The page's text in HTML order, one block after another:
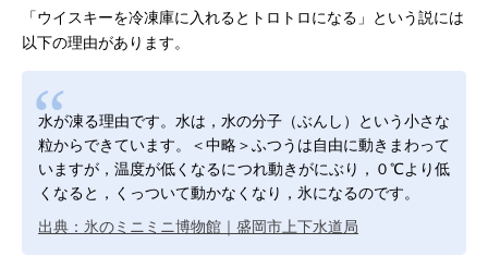
「ウイスキーを冷凍庫に入れるとトロトロになる」という説には
以下の理由があります。
水が凍る理由です。水は，水の分子（ぶんし）という小さな
粒からできています。＜中略＞ふつうは自由に動きまわって
いますが，温度が低くなるにつれ動きがにぶり，０℃より低
くなると，くっついて動かなくなり，氷になるのです。
出典：氷のミニミニ博物館｜盛岡市上下水道局